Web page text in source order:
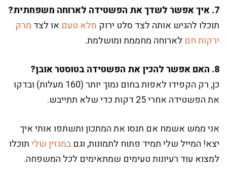
7. איך אפשר לשדך את הפשטידה לארוחה משפחתית?
תוכלו להגיש אותה לצד סלט ירוק מלא טעם או לצד מרק
ירקות חם לארוחה מחממת ומושלמת.
8. האם אפשר להכין את הפשטידה בטוסטר אובן?
כן, רק הקפידו לאפות בחום נמוך יותר (160 מעלות) ובדקו
את הפשטידה אחרי 25 דקות כדי שלא תתייבש.
אני ממש אשמח אם תנסו את המתכון ותשתפו אותי איך
יצא! המייל שלי תמיד פתוח לתמונות, וגם במגזין שליתוכלו
למצוא עוד רעיונות טעימים שמתאימים לכל המשפחה.